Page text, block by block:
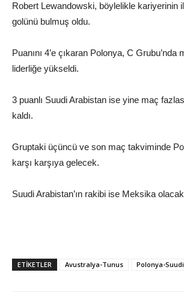
Robert Lewandowski, böylelikle kariyerinin
golünü bulmuş oldu.
Puanını 4’e çıkaran Polonya, C Grubu’nda
liderliğe yükseldi.
3 puanlı Suudi Arabistan ise yine maç
kaldı.
Gruptaki üçüncü ve son maç takviminde
karşı karşıya gelecek.
Suudi Arabistan’ın rakibi ise Meksika
ETİKETLER Avustralya-Tunus Polonya-